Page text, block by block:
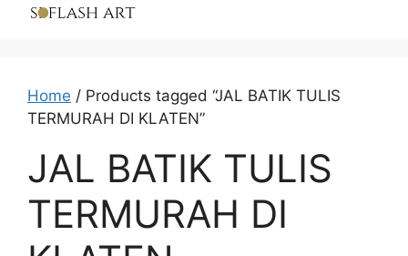
Home / Products tagged “JAL BATIK TULIS
TERMURAH DI KLATEN”
JAL BATIK TULIS
TERMURAH DI